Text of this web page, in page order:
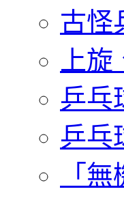
古怪
上
乒乓
乒乓
「